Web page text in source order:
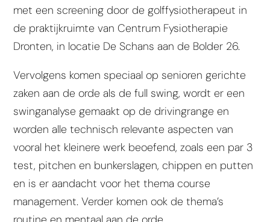
met een screening door de golffysiotherapeut in
de praktijkruimte van Centrum Fysiotherapie
Dronten, in locatie De Schans aan de Bolder 26.
Vervolgens komen speciaal op senioren gerichte
zaken aan de orde als de full swing, wordt er een
swinganalyse gemaakt op de drivingrange en
worden alle technisch relevante aspecten van
vooral het kleinere werk beoefend, zoals een par 3
test, pitchen en bunkerslagen, chippen en putten
en is er aandacht voor het thema course
management. Verder komen ook de thema’s